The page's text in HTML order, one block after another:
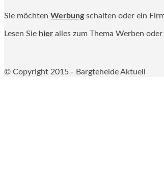
Sie möchten Werbung schalten oder ein
Lesen Sie hier alles zum Thema Werben
© Copyright 2015 - Bargteheide Aktuell